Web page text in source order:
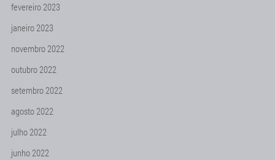
fevereiro 2023
janeiro 2023
novembro 2022
outubro 2022
setembro 2022
agosto 2022
julho 2022
junho 2022